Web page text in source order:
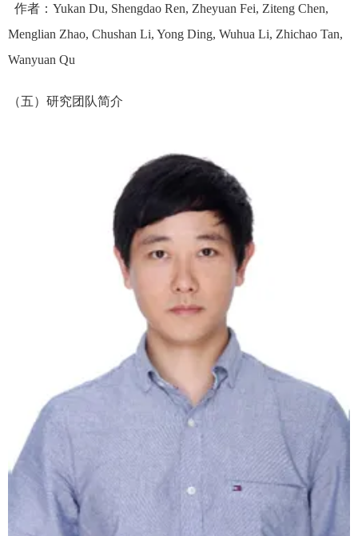
作者：Yukan Du, Shengdao Ren, Zheyuan Fei, Ziteng Chen,
Menglian Zhao, Chushan Li, Yong Ding, Wuhua Li, Zhichao Tan,
Wanyuan Qu
（五）研究团队简介